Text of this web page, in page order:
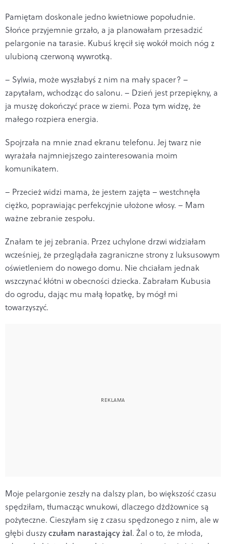
Pamiętam doskonale jedno kwietniowe popołudnie.
Słońce przyjemnie grzało, a ja planowałam przesadzić
pelargonie na tarasie. Kubuś kręcił się wokół moich nóg z
ulubioną czerwoną wywrotką.
– Sylwia, może wyszłabyś z nim na mały spacer? –
zapytałam, wchodząc do salonu. – Dzień jest przepiękny, a
ja muszę dokończyć prace w ziemi. Poza tym widzę, że
małego rozpiera energia.
Spojrzała na mnie znad ekranu telefonu. Jej twarz nie
wyrażała najmniejszego zainteresowania moim
komunikatem.
– Przecież widzi mama, że jestem zajęta – westchnęła
ciężko, poprawiając perfekcyjnie ułożone włosy. – Mam
ważne zebranie zespołu.
Znałam te jej zebrania. Przez uchylone drzwi widziałam
wcześniej, że przeglądała zagraniczne strony z luksusowym
oświetleniem do nowego domu. Nie chciałam jednak
wszczynać kłótni w obecności dziecka. Zabrałam Kubusia
do ogrodu, dając mu małą łopatkę, by mógł mi
towarzyszyć.
Moje pelargonie zeszły na dalszy plan, bo większość czasu
spędziłam, tłumacząc wnukowi, dlaczego dżdżownice są
pożyteczne. Cieszyłam się z czasu spędzonego z nim, ale w
głębi duszyczułam narastający żal. Żal o to, że młoda,